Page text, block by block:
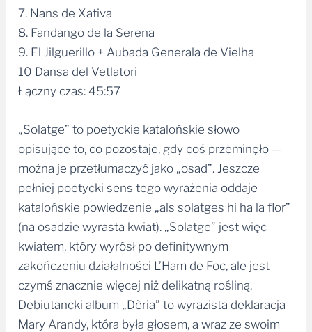
7. Nans de Xativa
8. Fandango de la Serena
9. El Jilguerillo + Aubada Generala de Vielha
10 Dansa del Vetlatori
Łączny czas: 45:57
„Solatge” to poetyckie katalońskie słowo
opisujące to, co pozostaje, gdy coś przeminęło —
można je przetłumaczyć jako „osad”. Jeszcze
pełniej poetycki sens tego wyrażenia oddaje
katalońskie powiedzenie „als solatges hi ha la flor”
(na osadzie wyrasta kwiat). „Solatge” jest więc
kwiatem, który wyrósł po definitywnym
zakończeniu działalności L’Ham de Foc, ale jest
czymś znacznie więcej niż delikatną rośliną.
Debiutancki album „Dèria” to wyrazista deklaracja
Mary Arandy, która była głosem, a wraz ze swoim